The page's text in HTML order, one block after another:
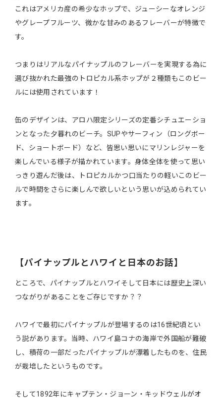
これはアメリカ産の希少なホップで、ジューシーなオレンジ
やグレープフルーツ、微かな甘みのあるフレーバーが特徴で
す。
つまりはリアルなパイナップルのフレーバーを実現する為に
選び抜かれた最強のトロピカル系ホップが２種類もこのビー
ルには使用されています！
缶のデザインは、アロハ限定シリーズの定番シチュエーショ
ンとなった夕暮れのビーチ。SUPやサーフィン（ロングボー
ド、ショートボード）など、皆思い思いにマリンレジャーを
楽しんでいる様子が描かれています。身体全体を使って思い
っきり遊んだ後は、トロピカルかつ口当たりの軽いこのビー
ルで時間をさらに楽しんで欲しいという思いが込められてい
ます。
【パイナップルとハワイと日本のお話】
ところで、パイナップルとハワイそして日本には歴史上深い
つながりがあることをご存じですか？？
ハワイで最初にパイナップルが登場するのは16世紀頃とい
う説があります。当時、ハワイ島コナの海岸で外国船が難破
し、積荷の一部だったパイナップルが漂着したものを、住民
が栽培したというものです。
そして1892年にキャプテン・ジョーン・キッドウェルがオ